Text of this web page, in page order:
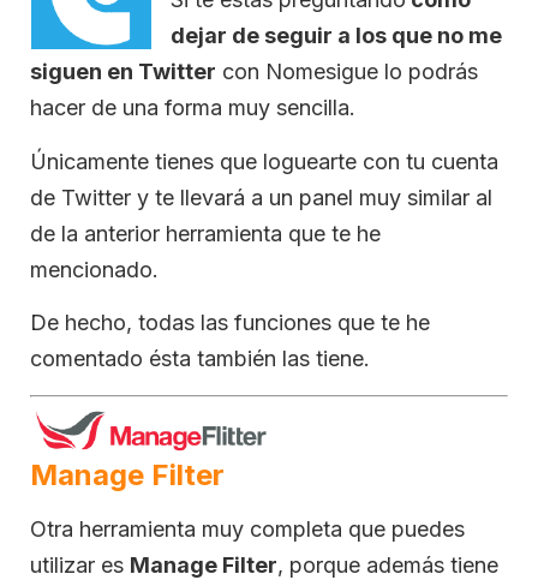
dejar de seguir a los que no me
siguen en Twitter con Nomesigue lo podrás
hacer de una forma muy sencilla.
Únicamente tienes que loguearte con tu cuenta
de Twitter y te llevará a un panel muy similar al
de la anterior herramienta que te he
mencionado.
De hecho, todas las funciones que te he
comentado ésta también las tiene.
Manage Filter
Otra herramienta muy completa que puedes
utilizar es Manage Filter, porque además tiene